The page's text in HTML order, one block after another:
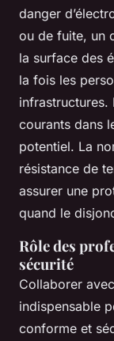
danger
ou de fuite, un
la surface des
la fois les
infrastructures.
courants dans
potentiel. La
résistance de
assurer une
quand le
Rôle des
sécurité
Collaborer
indispensable
conforme et